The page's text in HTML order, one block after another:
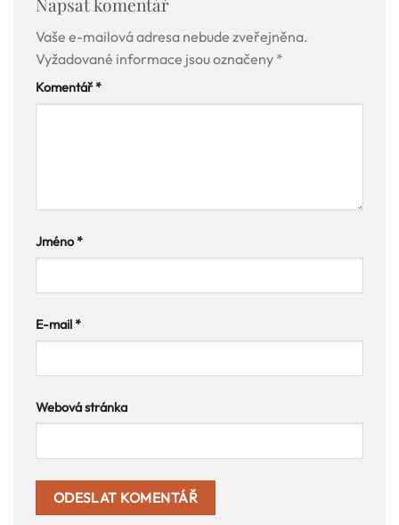
Vaše e-mailová adresa nebude zveřejněna.
Vyžadované informace jsou označeny *
Komentář*
Jméno*
E-mail*
Webová stránka